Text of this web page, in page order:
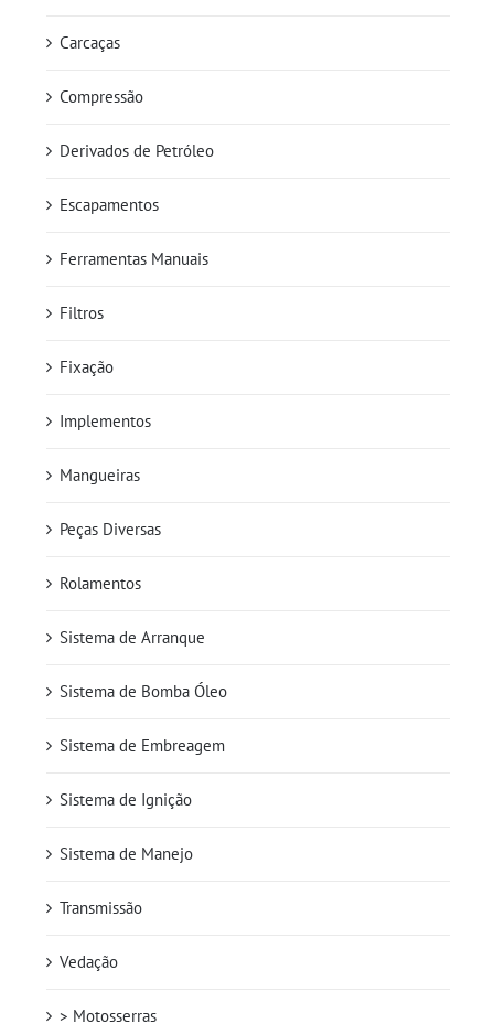
Carcaças
Compressão
Derivados de Petróleo
Escapamentos
Ferramentas Manuais
Filtros
Fixação
Implementos
Mangueiras
Peças Diversas
Rolamentos
Sistema de Arranque
Sistema de Bomba Óleo
Sistema de Embreagem
Sistema de Ignição
Sistema de Manejo
Transmissão
Vedação
> Motosserras